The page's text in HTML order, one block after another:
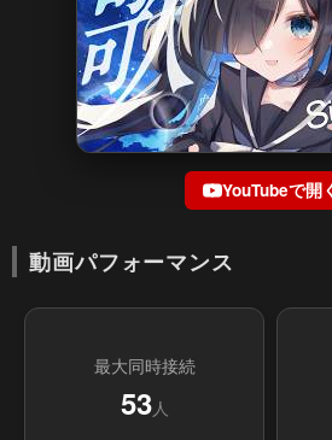
YouTubeで開
動画パフォーマンス
最大同時接続
53人